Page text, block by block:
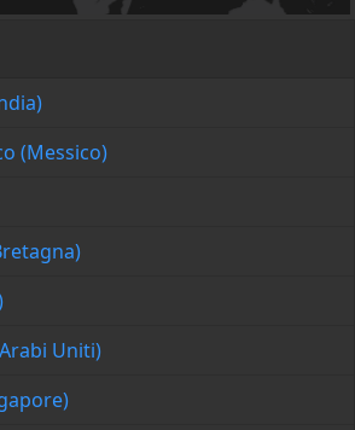
(Messico)
Uniti)